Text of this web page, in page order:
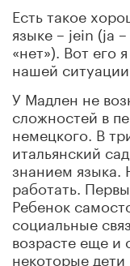
Есть такое
языке – jein (ja
«нет»). Вот его
нашей ситуации.
У Мадлен не
сложностей в
немецкого. В
итальянский
знанием
работать.
Ребенок
социальные
возрасте еще и
некоторые